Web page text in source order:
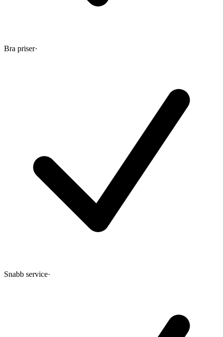
Bra priser·
Snabb service·